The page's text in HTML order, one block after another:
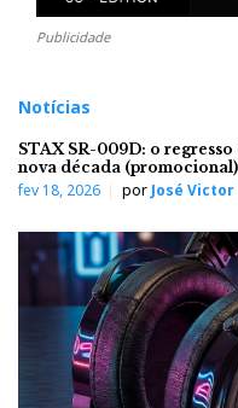
Publicidade
Notícias
STAX SR-009D: o
nova década (promocional)
fev 18, 2026 por José